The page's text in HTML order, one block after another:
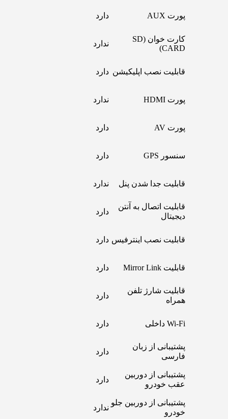
پورت AUX دارد
کارت خوان (SD
CARD)
ندارد
قابلیت نصب اپلیکیشن دارد
پورت HDMI ندارد
پورت AV دارد
سنسور GPS دارد
قابلیت جدا شدن پنل ندارد
قابلیت اتصال به آنتن
دیجیتال
دارد
قابلیت نصب اینترفیس دارد
قابلیت Mirror Link دارد
قابلیت شارژ تلفن
همراه
دارد
Wi-Fi داخلی دارد
پشتیبانی از زبان
فارسی
دارد
پشتیبانی از دوربین
عقب خودرو
دارد
پشتیبانی از دوربین جلو
خودرو
ندارد